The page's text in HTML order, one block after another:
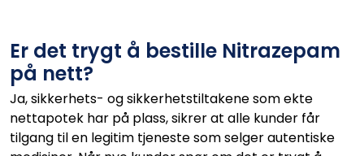
Er det trygt å bestille Nitrazepam
på nett?
Ja, sikkerhets- og sikkerhetstiltakene som ekte
nettapotek har på plass, sikrer at alle kunder får
tilgang til en legitim tjeneste som selger autentiske